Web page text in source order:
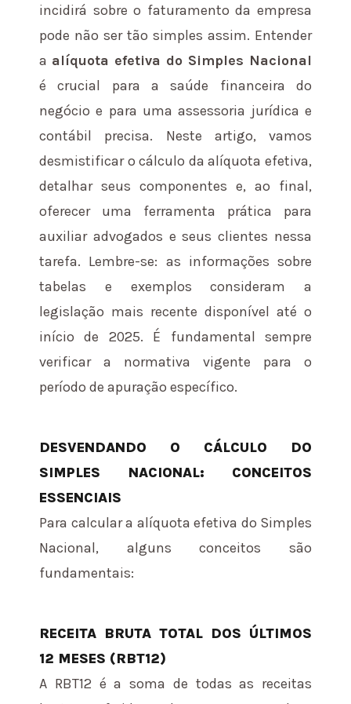
incidirá sobre o faturamento da empresa
pode não ser tão simples assim. Entender
a alíquota efetiva do Simples Nacional
é crucial para a saúde financeira do
negócio e para uma assessoria jurídica e
contábil precisa. Neste artigo, vamos
desmistificar o cálculo da alíquota efetiva,
detalhar seus componentes e, ao final,
oferecer uma ferramenta prática para
auxiliar advogados e seus clientes nessa
tarefa. Lembre-se: as informações sobre
tabelas e exemplos consideram a
legislação mais recente disponível até o
início de 2025. É fundamental sempre
verificar a normativa vigente para o
período de apuração específico.
DESVENDANDO O CÁLCULO DO
SIMPLES NACIONAL: CONCEITOS
ESSENCIAIS
Para calcular a alíquota efetiva do Simples
Nacional, alguns conceitos são
fundamentais:
RECEITA BRUTA TOTAL DOS ÚLTIMOS
12 MESES (RBT12)
A RBT12 é a soma de todas as receitas